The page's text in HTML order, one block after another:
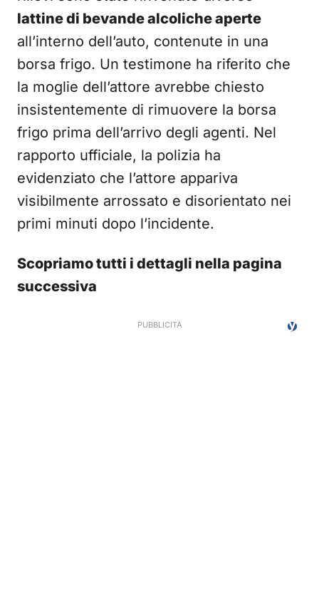
lattine di bevande alcoliche aperte
all’interno dell’auto, contenute in una
borsa frigo. Un testimone ha riferito che
la moglie dell’attore avrebbe chiesto
insistentemente di rimuovere la borsa
frigo prima dell’arrivo degli agenti. Nel
rapporto ufficiale, la polizia ha
evidenziato che l’attore appariva
visibilmente arrossato e disorientato nei
primi minuti dopo l’incidente.
Scopriamo tutti i dettagli nella pagina
successiva